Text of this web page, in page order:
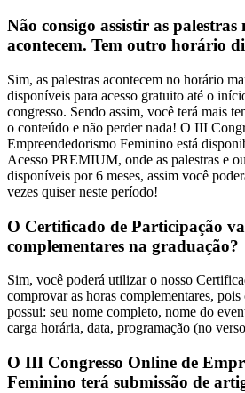
Não consigo assistir as
acontecem. Tem outro horário
Sim, as palestras acontecem no horário
disponíveis para acesso gratuito até o
congresso. Sendo assim, você terá mais
o conteúdo e não perder nada! O III
Empreendedorismo Feminino está
Acesso PREMIUM, onde as palestras e
disponíveis por 6 meses, assim você
vezes quiser neste período!
O Certificado de Participação
complementares na graduação?
Sim, você poderá utilizar o nosso
comprovar as horas complementares,
possui: seu nome completo, nome do
carga horária, data, programação (no
O III Congresso Online de
Feminino terá submissão de